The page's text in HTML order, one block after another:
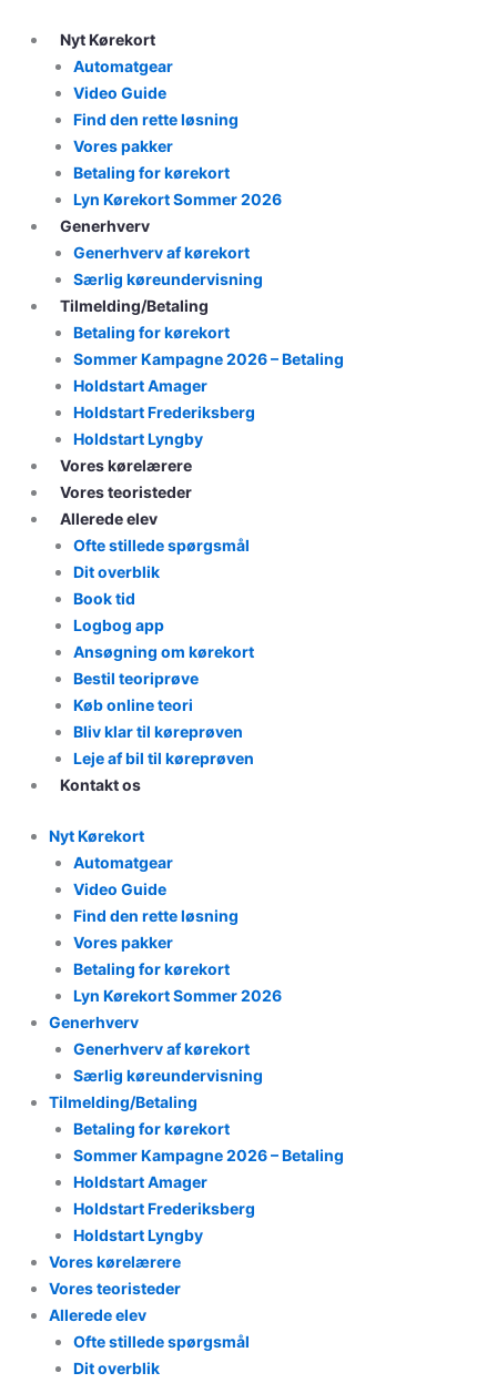
content
Nyt Kørekort
Automatgear
Video Guide
Find den rette løsning
Vores pakker
Betaling for kørekort
Lyn Kørekort Sommer 2026
Generhverv
Generhverv af kørekort
Særlig køreundervisning
Tilmelding/Betaling
Betaling for kørekort
Sommer Kampagne 2026 – Betaling
Holdstart Amager
Holdstart Frederiksberg
Holdstart Lyngby
Vores kørelærere
Vores teoristeder
Allerede elev
Ofte stillede spørgsmål
Dit overblik
Book tid
Logbog app
Ansøgning om kørekort
Bestil teoriprøve
Køb online teori
Bliv klar til køreprøven
Leje af bil til køreprøven
Kontakt os
Nyt Kørekort
Automatgear
Video Guide
Find den rette løsning
Vores pakker
Betaling for kørekort
Lyn Kørekort Sommer 2026
Generhverv
Generhverv af kørekort
Særlig køreundervisning
Tilmelding/Betaling
Betaling for kørekort
Sommer Kampagne 2026 – Betaling
Holdstart Amager
Holdstart Frederiksberg
Holdstart Lyngby
Vores kørelærere
Vores teoristeder
Allerede elev
Ofte stillede spørgsmål
Dit overblik